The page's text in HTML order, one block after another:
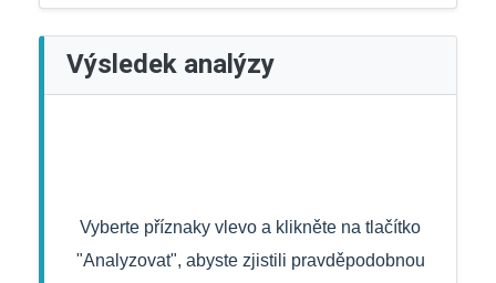
Výsledek analýzy
Vyberte příznaky vlevo a klikněte na tlačítko
"Analyzovat", abyste zjistili pravděpodobnou